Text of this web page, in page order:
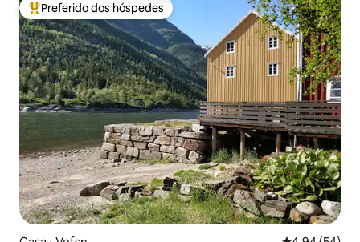
Entre os melhores preferidos dos hóspedes
Preferido dos hóspedes